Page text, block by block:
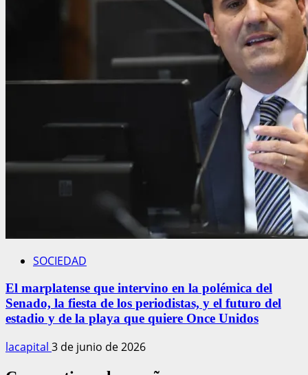
SOCIEDAD
El marplatense que intervino en la polémica del
Senado, la fiesta de los periodistas, y el futuro del
estadio y de la playa que quiere Once Unidos
lacapital 3 de junio de 2026